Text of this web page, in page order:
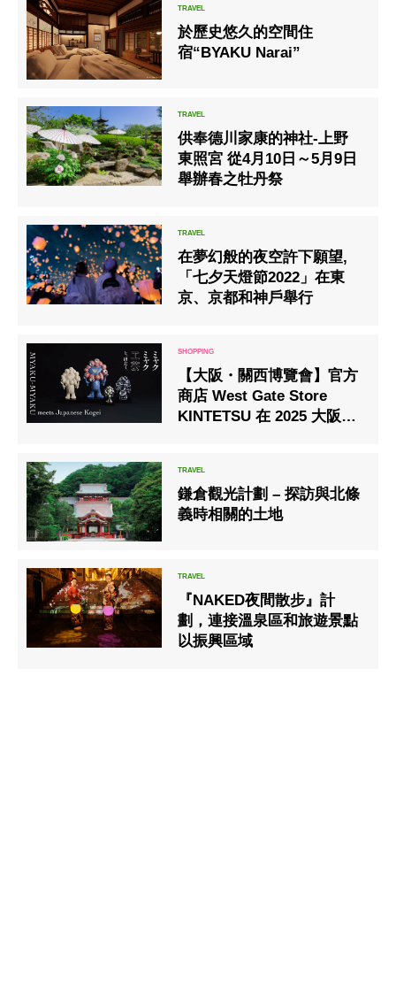
於歷史悠久的空間住
宿“BYAKU Narai”
供奉德川家康的神社-上野
東照宮 從4月10日～5月9日
舉辦春之牡丹祭
在夢幻般的夜空許下願望,
「七夕天燈節2022」在東
京、京都和神戶舉行
【大阪・關西博覽會】官方
商店 West Gate Store
KINTETSU 在 2025 大阪・
鎌倉觀光計劃 – 探訪與北條
義時相關的土地
『NAKED夜間散步』計
劃，連接溫泉區和旅遊景點
以振興區域